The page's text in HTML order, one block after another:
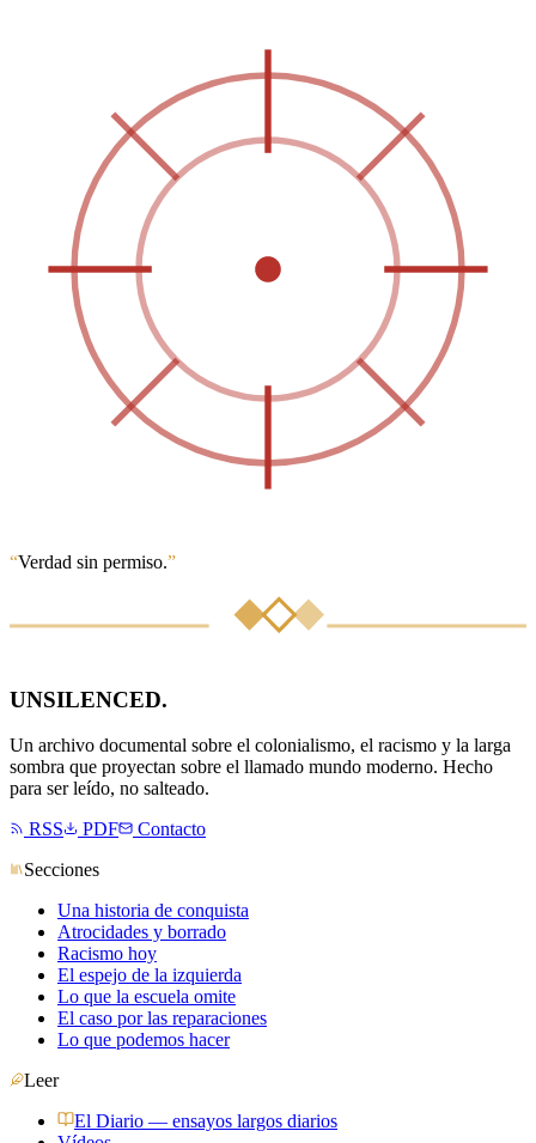
“Verdad sin permiso.”
UNSILENCED.
Un archivo documental sobre el colonialismo, el racismo y la larga
sombra que proyectan sobre el llamado mundo moderno. Hecho
para ser leído, no salteado.
RSS
PDF
Contacto
Secciones
Una historia de conquista
Atrocidades y borrado
Racismo hoy
El espejo de la izquierda
Lo que la escuela omite
El caso por las reparaciones
Lo que podemos hacer
Leer
El Diario — ensayos largos diarios